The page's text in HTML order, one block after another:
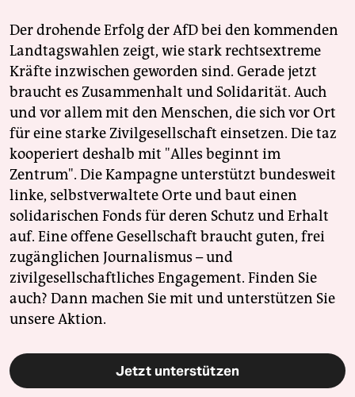
Der drohende Erfolg der AfD bei den kommenden
Landtagswahlen zeigt, wie stark rechtsextreme
Kräfte inzwischen geworden sind. Gerade jetzt
braucht es Zusammenhalt und Solidarität. Auch
und vor allem mit den Menschen, die sich vor Ort
für eine starke Zivilgesellschaft einsetzen. Die taz
kooperiert deshalb mit "Alles beginnt im
Zentrum". Die Kampagne unterstützt bundesweit
linke, selbstverwaltete Orte und baut einen
solidarischen Fonds für deren Schutz und Erhalt
auf. Eine offene Gesellschaft braucht guten, frei
zugänglichen Journalismus – und
zivilgesellschaftliches Engagement. Finden Sie
auch? Dann machen Sie mit und unterstützen Sie
unsere Aktion.
Jetzt unterstützen